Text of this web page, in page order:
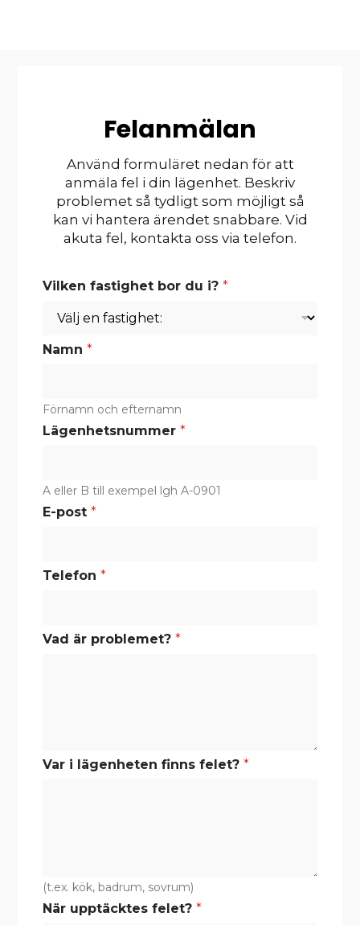
Felanmälan
Använd formuläret nedan för att
anmäla fel i din lägenhet. Beskriv
problemet så tydligt som möjligt så
kan vi hantera ärendet snabbare. Vid
akuta fel, kontakta oss via telefon.
e
l
r
*
g
e
n
s
n
e
r
Vilken fastighet bor du i?*
Namn*
Förnamn och efternamn
Lägenhetsnummer*
A eller B till exempel lgh A-0901
E-post*
Telefon*
Vad är problemet?*
Var i lägenheten finns felet?*
(t.ex. kök, badrum, sovrum)
När upptäcktes felet?*